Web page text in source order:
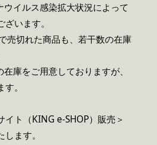
イルス感染拡大状況によって
います。
売切れた商品も、若干数の在庫
庫をご用意しておりますが、
。
イト（KING e-SHOP）販売＞
ます。